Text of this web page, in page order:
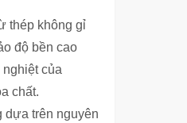
thép không gỉ
độ bền cao
của
chất.
dựa trên nguyên